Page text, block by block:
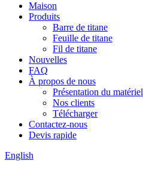
Maison
Produits
Barre de titane
Feuille de titane
Fil de titane
Nouvelles
FAQ
À propos de nous
Présentation du matériel
Nos clients
Télécharger
Contactez-nous
Devis rapide
English